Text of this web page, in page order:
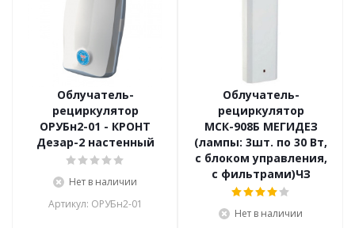
Облучатель-
рециркулятор
ОРУБн2-01 - КРОНТ
Дезар-2 настенный
Нет в наличии
Артикул: ОРУБн2-01
Облучатель-
рециркулятор
МСК-908Б МЕГИДЕЗ
(лампы: 3шт. по 30 Вт,
с блоком управления,
с фильтрами)ЧЗ
Нет в наличии